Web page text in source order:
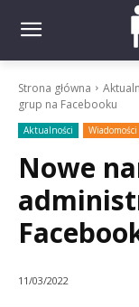
Strona główna
grup na Facebooku
Aktualności Wiadomości
Nowe
11/03/2022